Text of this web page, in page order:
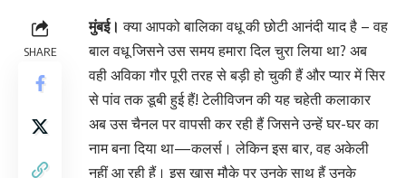
SHARE
मुंबई। क्या आपको बालिका वधू की छोटी आनंदी याद है – वह
बाल वधू जिसने उस समय हमारा दिल चुरा लिया था? अब
वही अविका गौर पूरी तरह से बड़ी हो चुकी हैं और प्यार में सिर
से पांव तक डूबी हुई हैं! टेलीविजन की यह चहेती कलाकार
अब उस चैनल पर वापसी कर रही हैं जिसने उन्हें घर-घर का
नाम बना दिया था—कलर्स। लेकिन इस बार, वह अकेली
नहीं आ रही हैं। इस खास मौके पर उनके साथ हैं उनके